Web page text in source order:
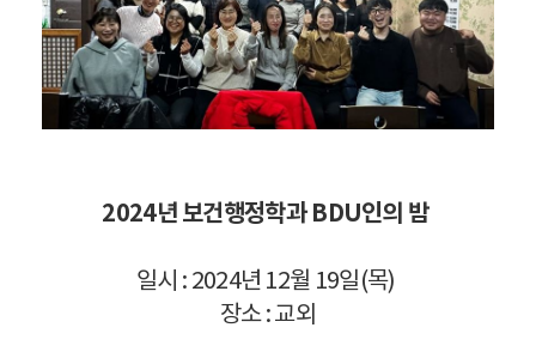
2024년 보건행정학과 BDU인의 밤
일시 : 2024년 12월 19일(목)
장소 : 교외